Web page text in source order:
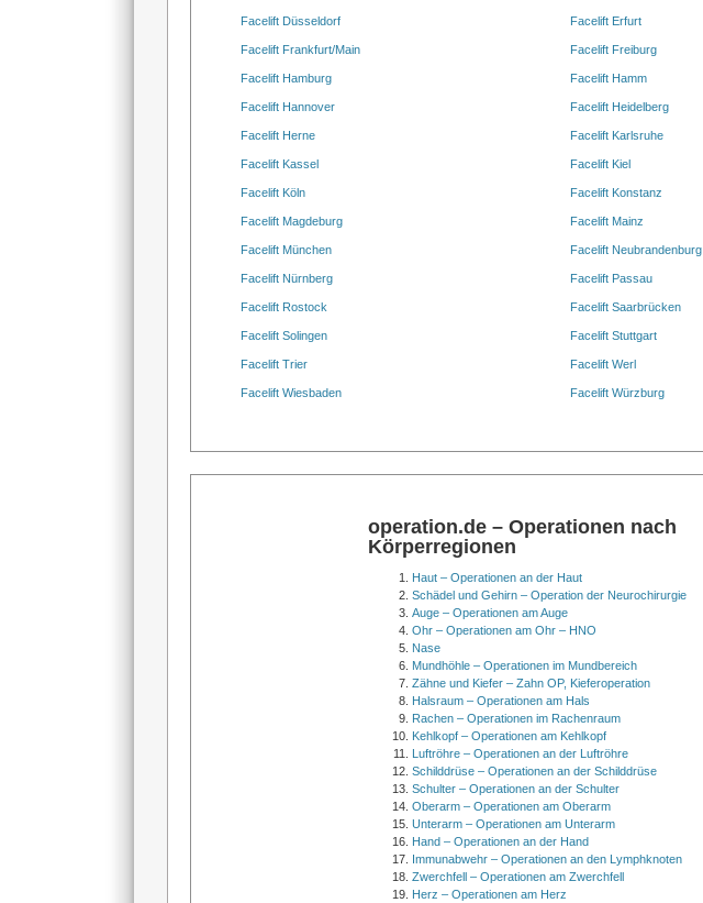
Facelift Düsseldorf Facelift Erfurt
Facelift Frankfurt/Main Facelift Freiburg
Facelift Hamburg Facelift Hamm
Facelift Hannover Facelift Heidelberg
Facelift Herne Facelift Karlsruhe
Facelift Kassel Facelift Kiel
Facelift Köln Facelift Konstanz
Facelift Magdeburg Facelift Mainz
Facelift München Facelift Neubrandenburg
Facelift Nürnberg Facelift Passau
Facelift Rostock Facelift Saarbrücken
Facelift Solingen Facelift Stuttgart
Facelift Trier Facelift Werl
Facelift Wiesbaden Facelift Würzburg
operation.de – Operationen nach
Körperregionen
Haut – Operationen an der Haut
Schädel und Gehirn – Operation der Neurochirurgie
Auge – Operationen am Auge
Ohr – Operationen am Ohr – HNO
Nase
Mundhöhle – Operationen im Mundbereich
Zähne und Kiefer – Zahn OP, Kieferoperation
Halsraum – Operationen am Hals
Rachen – Operationen im Rachenraum
Kehlkopf – Operationen am Kehlkopf
Luftröhre – Operationen an der Luftröhre
Schilddrüse – Operationen an der Schilddrüse
Schulter – Operationen an der Schulter
Oberarm – Operationen am Oberarm
Unterarm – Operationen am Unterarm
Hand – Operationen an der Hand
Immunabwehr – Operationen an den Lymphknoten
Zwerchfell – Operationen am Zwerchfell
Herz – Operationen am Herz